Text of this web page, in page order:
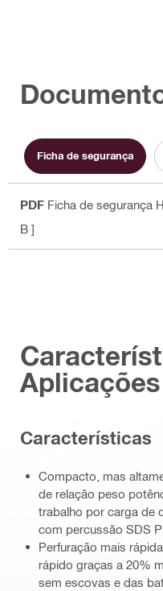
Ficha de segurança
PDF Ficha de segurança
B ]
Aplicações
Características
Compacto, mas
de relação peso
trabalho por carga de
com percussão SDS
Perfuração mais
rápido graças a 20%
sem escovas e das